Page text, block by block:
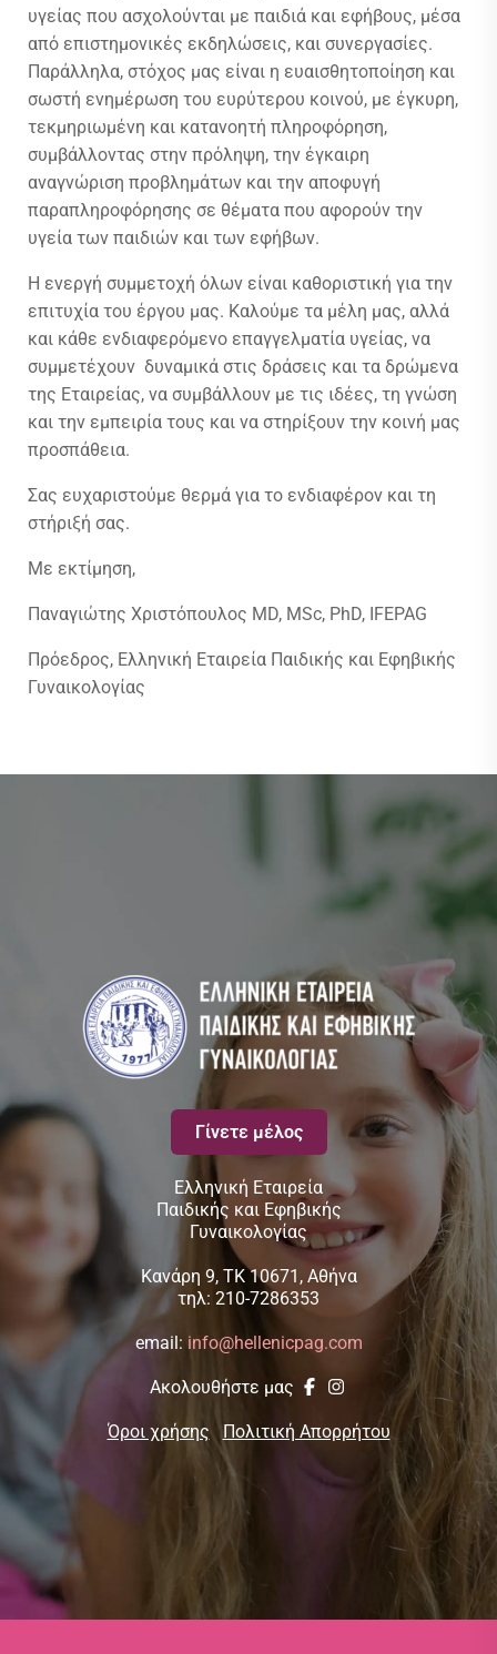
υγείας που ασχολούνται με παιδιά και εφήβους, μέσα
από επιστημονικές εκδηλώσεις, και συνεργασίες.
Παράλληλα, στόχος μας είναι η ευαισθητοποίηση και
σωστή ενημέρωση του ευρύτερου κοινού, με έγκυρη,
τεκμηριωμένη και κατανοητή πληροφόρηση,
συμβάλλοντας στην πρόληψη, την έγκαιρη
αναγνώριση προβλημάτων και την αποφυγή
παραπληροφόρησης σε θέματα που αφορούν την
υγεία των παιδιών και των εφήβων.
Η ενεργή συμμετοχή όλων είναι καθοριστική για την
επιτυχία του έργου μας. Καλούμε τα μέλη μας, αλλά
και κάθε ενδιαφερόμενο επαγγελματία υγείας, να
συμμετέχουν δυναμικά στις δράσεις και τα δρώμενα
της Εταιρείας, να συμβάλλουν με τις ιδέες, τη γνώση
και την εμπειρία τους και να στηρίξουν την κοινή μας
προσπάθεια.
Σας ευχαριστούμε θερμά για το ενδιαφέρον και τη
στήριξή σας.
Με εκτίμηση,
Παναγιώτης Χριστόπουλος MD, MSc, PhD, IFEPAG
Πρόεδρος, Ελληνική Εταιρεία Παιδικής και Εφηβικής
Γυναικολογίας
Γίνετε μέλος
Ελληνική Εταιρεία
Παιδικής και Εφηβικής
Γυναικολογίας
Κανάρη 9, TK 10671, Αθήνα
τηλ: 210-7286353
email: info@hellenicpag.com
Ακολουθήστε μας
Όροι χρήσης Πολιτική Απορρήτου